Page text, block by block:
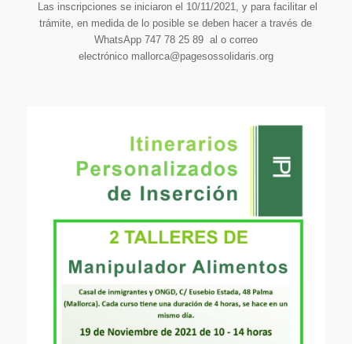
Las inscripciones se iniciaron el 10/11/2021, y para facilitar el
trámite, en medida de lo posible se deben hacer a través de
WhatsApp 747 78 25 89 al o correo
electrónico mallorca@pagesossolidaris.org